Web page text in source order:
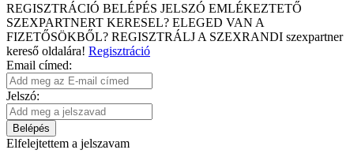
REGISZTRÁCIÓ BELÉPÉS JELSZÓ EMLÉKEZTETŐ
SZEXPARTNERT KERESEL? ELEGED VAN A
FIZETŐSÖKBŐL? REGISZTRÁLJ A SZEXRANDI szexpartner
kereső oldalára! Regisztráció
Email címed:
Jelszó:
Belépés
Elfelejtettem a jelszavam